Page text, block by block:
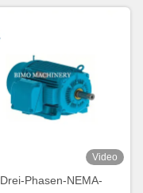
Induktionsmotor
Video
Drei-Phasen-NEMA-